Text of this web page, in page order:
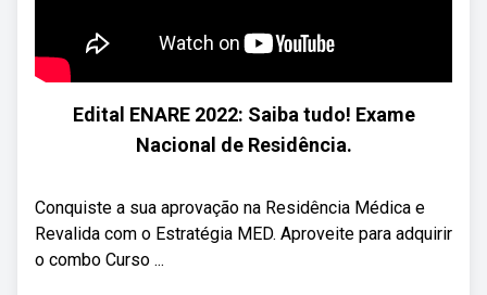
Edital ENARE 2022: Saiba tudo! Exame
Nacional de Residência.
Conquiste a sua aprovação na Residência Médica e
Revalida com o Estratégia MED. Aproveite para adquirir
o combo Curso ...